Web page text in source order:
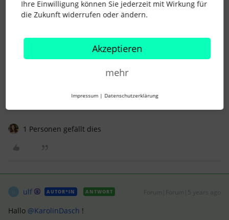
Eurer Karriereseite an und filtert so die für Euch
Melde Dich gerne bei weiteren Rückfragen.
Viele Grüße,
1 Personen gefällt dies
ulf AUTOR*IN ANTWORT
Hallo @KarolinDasch !
Ihre Einwilligung können Sie jederzeit mit Wirkung für
die Zukunft widerrufen oder ändern.
Akzeptieren
mehr
Impressum | Datenschutzerklärung